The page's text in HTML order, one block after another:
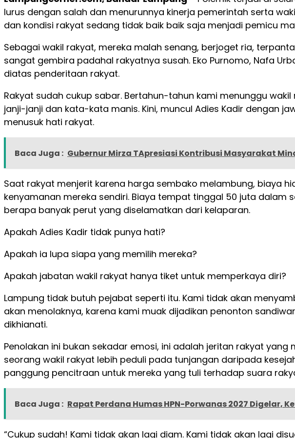
lurus dengan salah dan menurunnya kinerja pemerintah serta
dan kondisi rakyat sedang tidak baik baik saja menjadi pemicu
Sebagai wakil rakyat, mereka malah senang, berjoget ria,
sangat gembira padahal rakyatnya susah. Eko Purnomo, Nafa
diatas penderitaan rakyat.
Rakyat sudah cukup sabar. Bertahun-tahun kami menunggu
janji-janji dan kata-kata manis. Kini, muncul Adies Kadir dengan
menusuk hati rakyat.
Baca Juga : Gubernur Mirza TApresiasi Kontribusi Masyarakat
Saat rakyat menjerit karena harga sembako melambung, biaya
kenyamanan mereka sendiri. Biaya tempat tinggal 50 juta
berapa banyak perut yang diselamatkan dari kelaparan.
Apakah Adies Kadir tidak punya hati?
Apakah ia lupa siapa yang memilih mereka?
Apakah jabatan wakil rakyat hanya tiket untuk memperkaya diri?
Lampung tidak butuh pejabat seperti itu. Kami tidak akan
akan menolaknya, karena kami muak dijadikan penonton
dikhianati.
Penolakan ini bukan sekadar emosi, ini adalah jeritan rakyat
seorang wakil rakyat lebih peduli pada tunjangan daripada
panggung pencitraan untuk mereka yang tuli terhadap suara
Baca Juga : Rapat Perdana Humas HPN-Porwanas 2027 Digelar,
“Cukup sudah! Kami tidak akan lagi diam. Kami tidak akan lagi